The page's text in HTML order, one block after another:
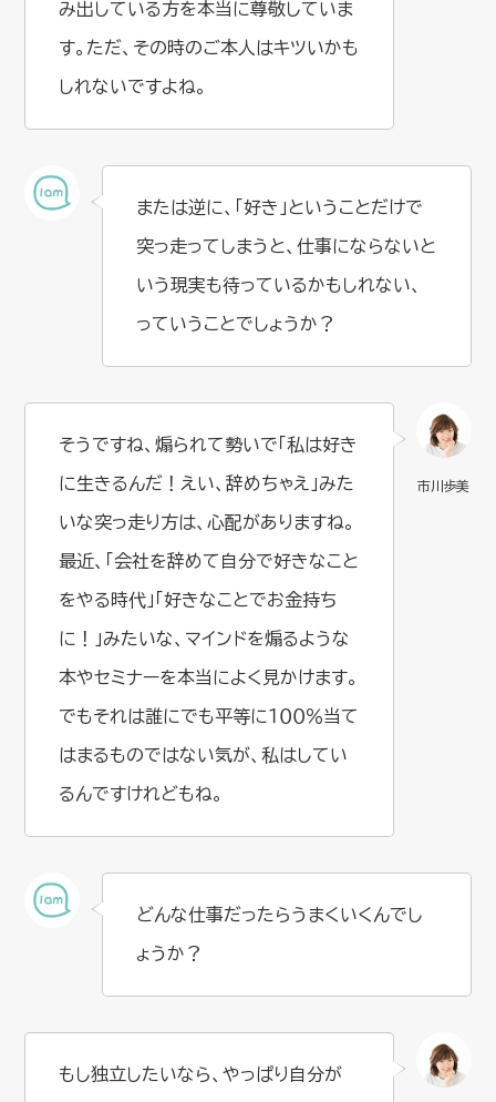
み出している方を本当に尊敬していま
す。ただ、その時のご本人はキツいかも
しれないですよね。
または逆に、「好き」ということだけで
突っ走ってしまうと、仕事にならないと
いう現実も待っているかもしれない、
っていうことでしょうか？
そうですね、煽られて勢いで「私は好き
に生きるんだ！えい、辞めちゃえ」みた
いな突っ走り方は、心配がありますね。
最近、「会社を辞めて自分で好きなこと
をやる時代」「好きなことでお金持ち
に！」みたいな、マインドを煽るような
本やセミナーを本当によく見かけます。
でもそれは誰にでも平等に１００％当て
はまるものではない気が、私はしてい
るんですけれどもね。
どんな仕事だったらうまくいくんでし
ょうか？
もし独立したいなら、やっぱり自分が